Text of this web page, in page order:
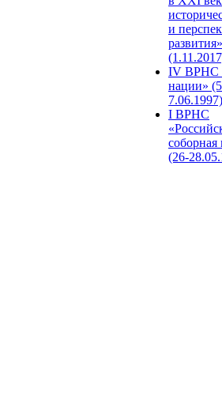
и
развития»
IV ВРНС
нации»
7.06.1997)
I ВРНС
(26-